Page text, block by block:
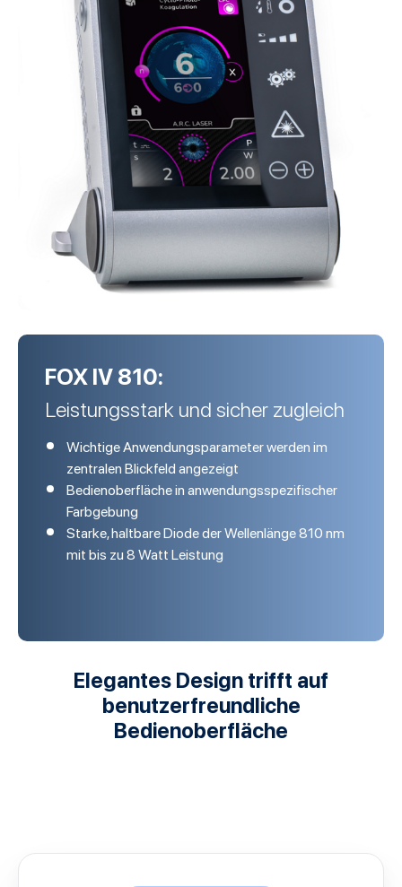
FOX IV 810:
Leistungsstark und sicher zugleich
Wichtige Anwendungsparameter werden im
zentralen Blickfeld angezeigt
Bedienoberfläche in anwendungsspezifischer
Farbgebung
Starke, haltbare Diode der Wellenlänge 810 nm
mit bis zu 8 Watt Leistung
Elegantes Design trifft auf
benutzerfreundliche
Bedienoberfläche